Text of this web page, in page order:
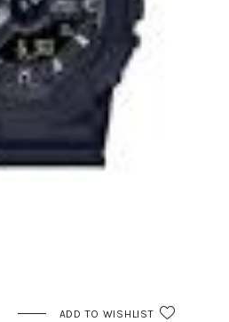
ADD TO WISHLIST